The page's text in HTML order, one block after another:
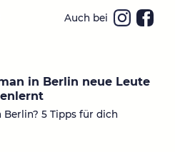
Auch bei
a
ok
in Berlin neue Leute
Berlin? 5 Tipps für dich